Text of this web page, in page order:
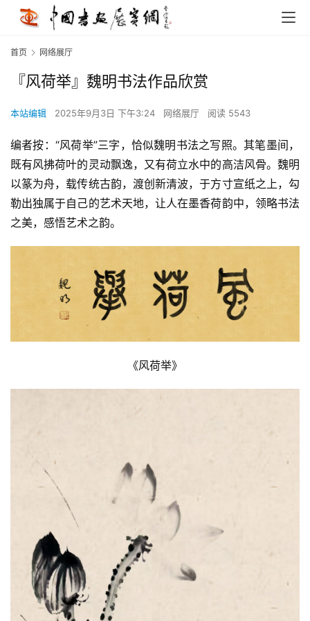
首页 网络展厅
『风荷举』魏明书法作品欣赏
本站编辑 2025年9月3日 下午3:24 网络展厅 阅读 5543
编者按：“风荷举”三字，恰似魏明书法之写照。其笔墨间，
既有风拂荷叶的灵动飘逸，又有荷立水中的高洁风骨。魏明
以篆为舟，载传统古韵，渡创新清波，于方寸宣纸之上，勾
勒出独属于自己的艺术天地，让人在墨香荷韵中，领略书法
之美，感悟艺术之韵。
《风荷举》